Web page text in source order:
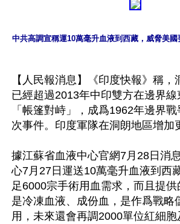
中共高調宣稱運10萬毫升血液到西藏，威脅美國
【人民報消息】《印度快報》稱
已經超過2013年中印雙方在邊界
「帳篷對峙」，成爲1962年邊界
次事件。印度軍隊在洞朗地區增加
據江蘇省血液中心官網7月28日消
心7月27日運送10萬毫升血液到西
足6000宗手術用血需求，而且提
是冷凍血液、成份血，是作爲戰略
用，未來還會再調2000單位紅細胞